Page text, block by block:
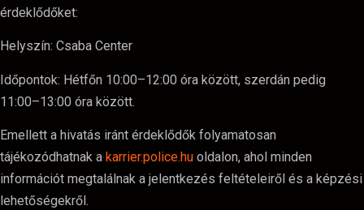
érdeklődőket:
Helyszín: Csaba Center
Időpontok: Hétfőn 10:00–12:00 óra között, szerdán pedig
11:00–13:00 óra között.
Emellett a hivatás iránt érdeklődők folyamatosan
tájékozódhatnak a karrier.police.hu oldalon, ahol minden
információt megtalálnak a jelentkezés feltételeiről és a képzési
lehetőségekről.